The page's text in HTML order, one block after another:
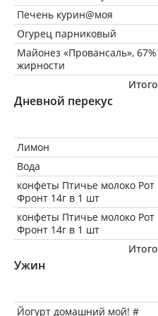
Печень курин@моя
Огурец парниковый
Майонез «Провансаль», 67%
жирности
Итого
Дневной перекус
Лимон
Вода
конфеты Птичье молоко Рот
Фронт 14г в 1 шт
конфеты Птичье молоко Рот
Фронт 14г в 1 шт
Итого
Ужин
Йогурт домашний мой! #